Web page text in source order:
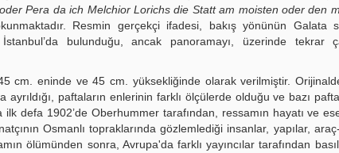
Pera da ich Melchior Lorichs die Statt am moisten oder den
Resmin gerçekçi ifadesi, bakış yönünün Galata
bulunduğu, ancak panoramayı, üzerinde tekrar
cm. eninde ve 45 cm. yüksekliğinde olarak verilmiştir.
paftaların enlerinin farklı ölçülerde olduğu ve bazı
defa 1902’de Oberhummer tarafından, ressamın hayatı ve
Osmanlı topraklarında gözlemlediği insanlar, yapılar,
ölümünden sonra, Avrupa'da farklı yayıncılar tarafından